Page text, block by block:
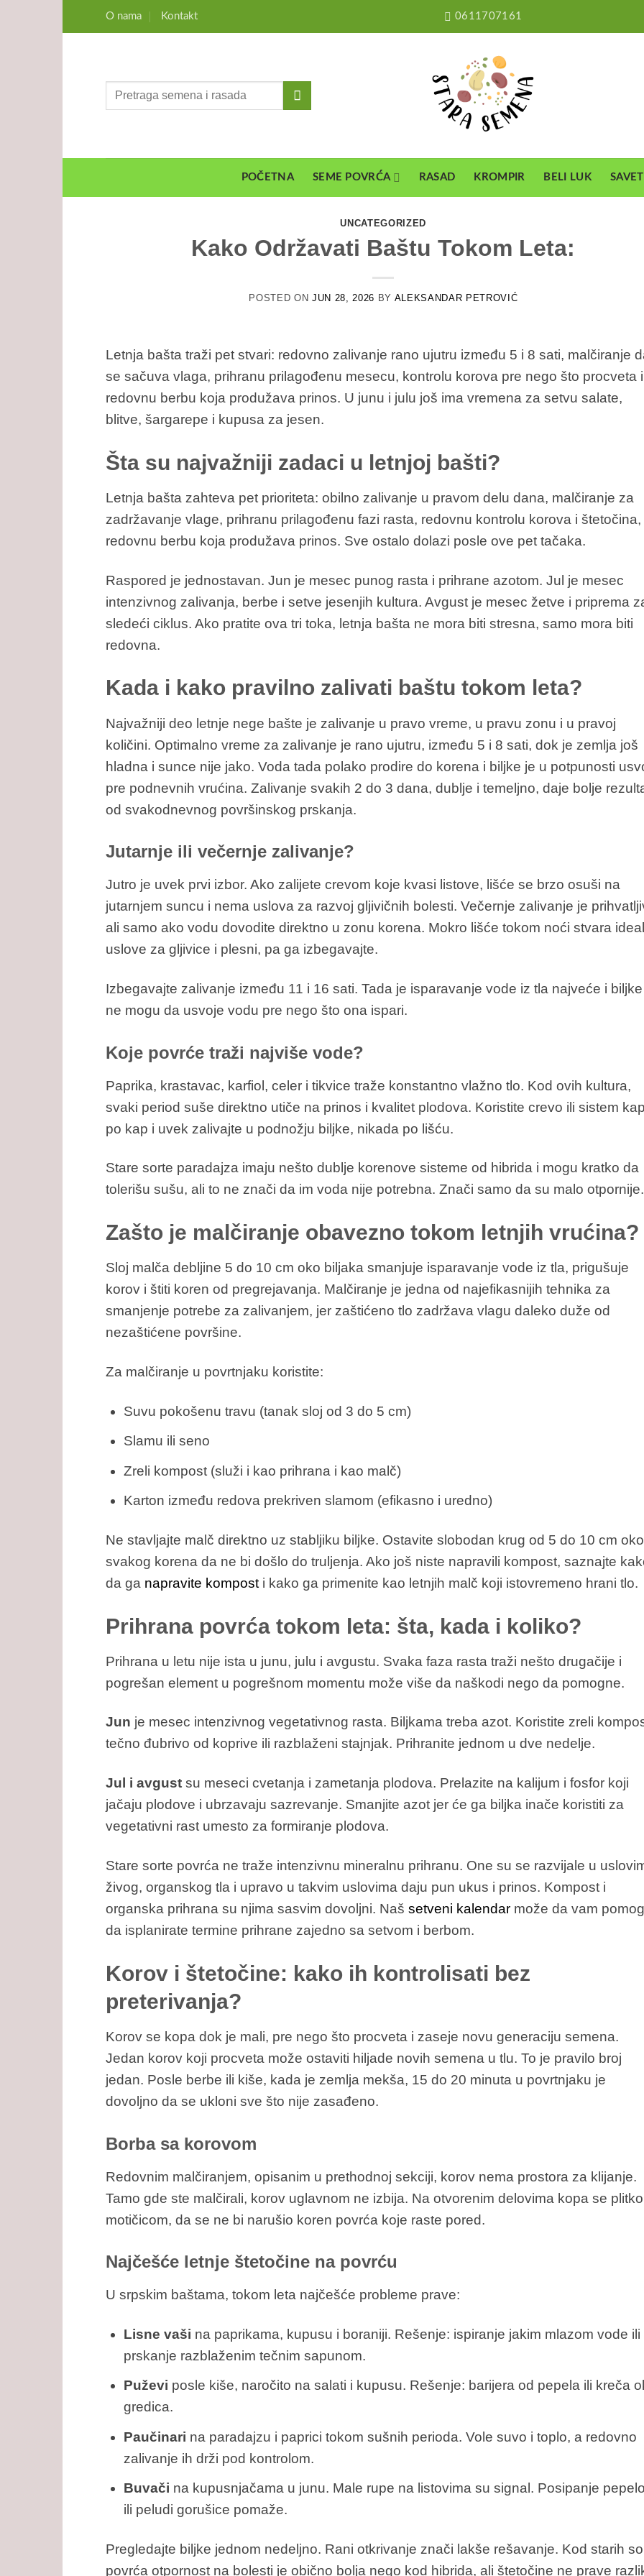
Preskoči
na
O nama Kontakt 0611707161
Pretraga
POČETNA SEME POVRĆA RASAD KROMPIR BELI LUK
UNCATEGORIZED
Kako Održavati Baštu Tokom Leta:
POSTED ON JUN 28, 2026 BY ALEKSANDAR PETROVIĆ
Letnja bašta traži pet stvari: redovno zalivanje rano ujutru između 5 i 8 sati, malčiranje
se sačuva vlaga, prihranu prilagođenu mesecu, kontrolu korova pre nego što procveta i
redovnu berbu koja produžava prinos. U junu i julu još ima vremena za setvu salate,
blitve, šargarepe i kupusa za jesen.
Šta su najvažniji zadaci u letnjoj bašti?
Letnja bašta zahteva pet prioriteta: obilno zalivanje u pravom delu dana, malčiranje za
zadržavanje vlage, prihranu prilagođenu fazi rasta, redovnu kontrolu korova i štetočina,
redovnu berbu koja produžava prinos. Sve ostalo dolazi posle ove pet tačaka.
Raspored je jednostavan. Jun je mesec punog rasta i prihrane azotom. Jul je mesec
intenzivnog zalivanja, berbe i setve jesenjih kultura. Avgust je mesec žetve i priprema
sledeći ciklus. Ako pratite ova tri toka, letnja bašta ne mora biti stresna, samo mora biti
redovna.
Kada i kako pravilno zalivati baštu tokom leta?
Najvažniji deo letnje nege bašte je zalivanje u pravo vreme, u pravu zonu i u pravoj
količini. Optimalno vreme za zalivanje je rano ujutru, između 5 i 8 sati, dok je zemlja još
hladna i sunce nije jako. Voda tada polako prodire do korena i biljke je u potpunosti
pre podnevnih vrućina. Zalivanje svakih 2 do 3 dana, dublje i temeljno, daje bolje
od svakodnevnog površinskog prskanja.
Jutarnje ili večernje zalivanje?
Jutro je uvek prvi izbor. Ako zalijete crevom koje kvasi listove, lišće se brzo osuši na
jutarnjem suncu i nema uslova za razvoj gljivičnih bolesti. Večernje zalivanje je
ali samo ako vodu dovodite direktno u zonu korena. Mokro lišće tokom noći stvara
uslove za gljivice i plesni, pa ga izbegavajte.
Izbegavajte zalivanje između 11 i 16 sati. Tada je isparavanje vode iz tla najveće i biljke
ne mogu da usvoje vodu pre nego što ona ispari.
Koje povrće traži najviše vode?
Paprika, krastavac, karfiol, celer i tikvice traže konstantno vlažno tlo. Kod ovih kultura,
svaki period suše direktno utiče na prinos i kvalitet plodova. Koristite crevo ili sistem
po kap i uvek zalivajte u podnožju biljke, nikada po lišću.
Stare sorte paradajza imaju nešto dublje korenove sisteme od hibrida i mogu kratko da
tolerišu sušu, ali to ne znači da im voda nije potrebna. Znači samo da su malo otpornije.
Zašto je malčiranje obavezno tokom letnjih vrućina?
Sloj malča debljine 5 do 10 cm oko biljaka smanjuje isparavanje vode iz tla, prigušuje
korov i štiti koren od pregrejavanja. Malčiranje je jedna od najefikasnijih tehnika za
smanjenje potrebe za zalivanjem, jer zaštićeno tlo zadržava vlagu daleko duže od
nezaštićene površine.
Za malčiranje u povrtnjaku koristite:
Suvu pokošenu travu (tanak sloj od 3 do 5 cm)
Slamu ili seno
Zreli kompost (služi i kao prihrana i kao malč)
Karton između redova prekriven slamom (efikasno i uredno)
Ne stavljajte malč direktno uz stabljiku biljke. Ostavite slobodan krug od 5 do 10 cm oko
svakog korena da ne bi došlo do truljenja. Ako još niste napravili kompost, saznajte
da ga napravite kompost i kako ga primenite kao letnjih malč koji istovremeno hrani tlo.
Prihrana povrća tokom leta: šta, kada i koliko?
Prihrana u letu nije ista u junu, julu i avgustu. Svaka faza rasta traži nešto drugačije i
pogrešan element u pogrešnom momentu može više da naškodi nego da pomogne.
Jun je mesec intenzivnog vegetativnog rasta. Biljkama treba azot. Koristite zreli
tečno đubrivo od koprive ili razblaženi stajnjak. Prihranite jednom u dve nedelje.
Jul i avgust su meseci cvetanja i zametanja plodova. Prelazite na kalijum i fosfor koji
jačaju plodove i ubrzavaju sazrevanje. Smanjite azot jer će ga biljka inače koristiti za
vegetativni rast umesto za formiranje plodova.
Stare sorte povrća ne traže intenzivnu mineralnu prihranu. One su se razvijale u
živog, organskog tla i upravo u takvim uslovima daju pun ukus i prinos. Kompost i
organska prihrana su njima sasvim dovoljni. Naš setveni kalendar može da vam
da isplanirate termine prihrane zajedno sa setvom i berbom.
Korov i štetočine: kako ih kontrolisati bez
preterivanja?
Korov se kopa dok je mali, pre nego što procveta i zaseje novu generaciju semena.
Jedan korov koji procveta može ostaviti hiljade novih semena u tlu. To je pravilo broj
jedan. Posle berbe ili kiše, kada je zemlja mekša, 15 do 20 minuta u povrtnjaku je
dovoljno da se ukloni sve što nije zasađeno.
Borba sa korovom
Redovnim malčiranjem, opisanim u prethodnoj sekciji, korov nema prostora za klijanje.
Tamo gde ste malčirali, korov uglavnom ne izbija. Na otvorenim delovima kopa se plitko
motičicom, da se ne bi narušio koren povrća koje raste pored.
Najčešće letnje štetočine na povrću
U srpskim baštama, tokom leta najčešće probleme prave:
Lisne vaši na paprikama, kupusu i boraniji. Rešenje: ispiranje jakim mlazom vode ili
prskanje razblaženim tečnim sapunom.
Puževi posle kiše, naročito na salati i kupusu. Rešenje: barijera od pepela ili kreča
gredica.
Paučinari na paradajzu i paprici tokom sušnih perioda. Vole suvo i toplo, a redovno
zalivanje ih drži pod kontrolom.
Buvači na kupusnjačama u junu. Male rupe na listovima su signal. Posipanje
ili peludi gorušice pomaže.
Pregledajte biljke jednom nedeljno. Rani otkrivanje znači lakše rešavanje. Kod starih
povrća otpornost na bolesti je obično bolja nego kod hibrida, ali štetočine ne prave